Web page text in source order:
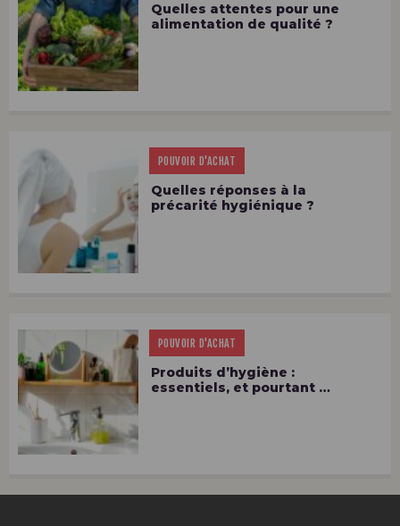
Quelles attentes pour une
alimentation de qualité ?
POUVOIR D'ACHAT
Quelles réponses à la
précarité hygiénique ?
POUVOIR D'ACHAT
Produits d’hygiène :
essentiels, et pourtant …